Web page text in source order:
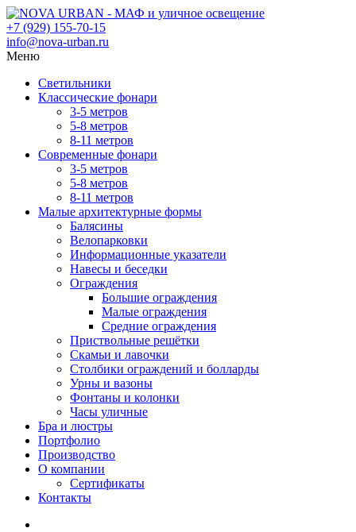
+7 (929) 155-70-15
info@nova-urban.ru
Меню
Светильники
Классические фонари
3-5 метров
5-8 метров
8-11 метров
Современные фонари
3-5 метров
5-8 метров
8-11 метров
Малые архитектурные формы
Балясины
Велопарковки
Информационные указатели
Навесы и беседки
Ограждения
Большие ограждения
Малые ограждения
Средние ограждения
Приствольные решётки
Скамьи и лавочки
Столбики ограждений и болларды
Урны и вазоны
Фонтаны и колонки
Часы уличные
Бра и люстры
Портфолио
Производство
О компании
Сертификаты
Контакты